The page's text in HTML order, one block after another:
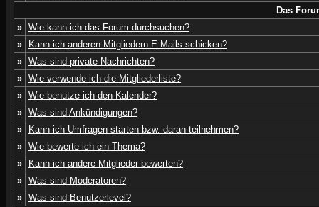
Das
» Wie kann ich das Forum durchsuchen?
»
Kann ich anderen Mitgliedern E-Mails schicken?
» Was sind private Nachrichten?
» Wie verwende ich die Mitgliederliste?
» Wie benutze ich den Kalender?
» Was sind Ankündigungen?
»
Kann ich Umfragen starten bzw. daran teilnehmen?
» Wie bewerte ich ein Thema?
»
Kann ich andere Mitglieder bewerten?
» Was sind Moderatoren?
» Was sind Benutzerlevel?